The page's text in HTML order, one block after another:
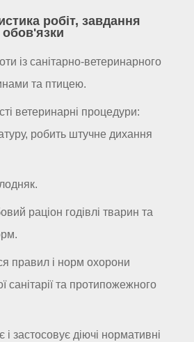
робіт, завдання
обов'язки
із санітарно-ветеринарного
та птицею.
ветеринарні процедури:
робить штучне дихання
раціон годівлі тварин та
правил і норм охорони
санітарії та протипожежного
і застосовує діючі нормативні